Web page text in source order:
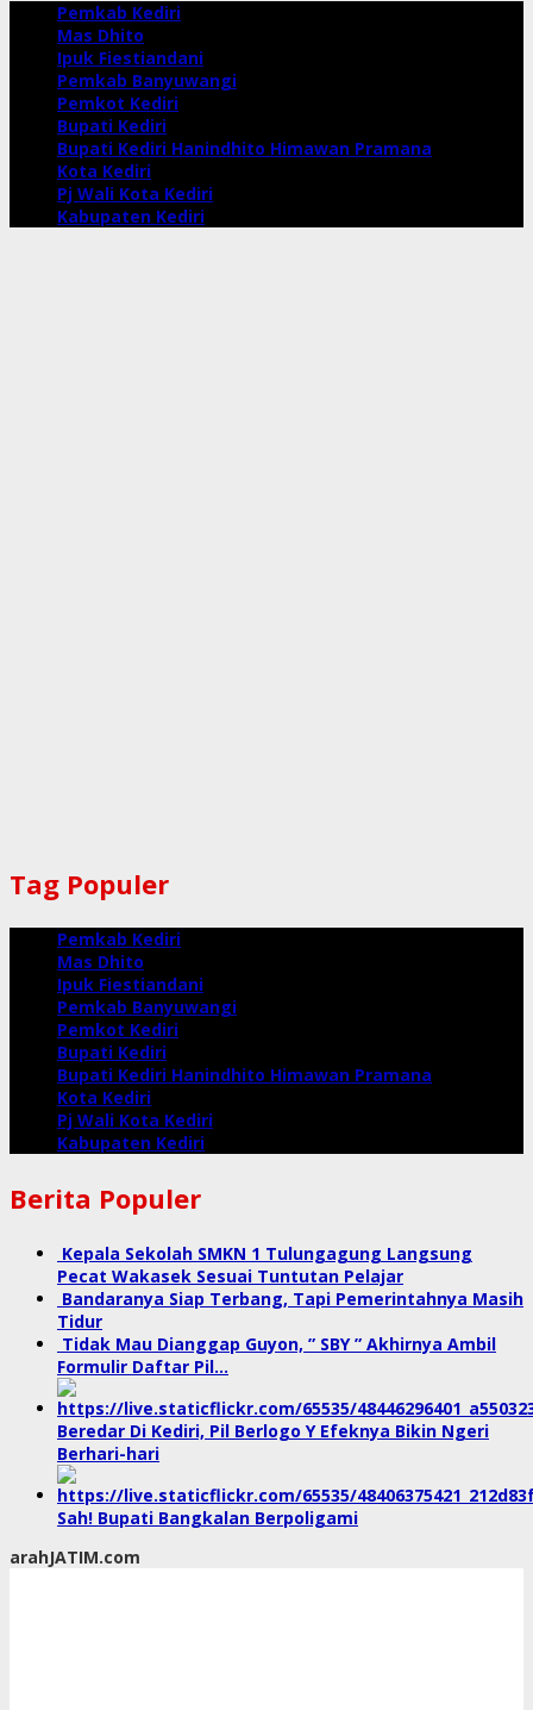
Pemkab Kediri
Mas Dhito
Ipuk Fiestiandani
Pemkab Banyuwangi
Pemkot Kediri
Bupati Kediri
Bupati Kediri Hanindhito Himawan Pramana
Kota Kediri
Pj Wali Kota Kediri
Kabupaten Kediri
Tag Populer
Pemkab Kediri
Mas Dhito
Ipuk Fiestiandani
Pemkab Banyuwangi
Pemkot Kediri
Bupati Kediri
Bupati Kediri Hanindhito Himawan Pramana
Kota Kediri
Pj Wali Kota Kediri
Kabupaten Kediri
Berita Populer
Kepala Sekolah SMKN 1 Tulungagung Langsung
Pecat Wakasek Sesuai Tuntutan Pelajar
Bandaranya Siap Terbang, Tapi Pemerintahnya Masih
Tidur
Tidak Mau Dianggap Guyon, ” SBY ” Akhirnya Ambil
Formulir Daftar Pil…
Beredar Di Kediri, Pil Berlogo Y Efeknya Bikin Ngeri
Berhari-hari
Sah! Bupati Bangkalan Berpoligami
arahJATIM.com